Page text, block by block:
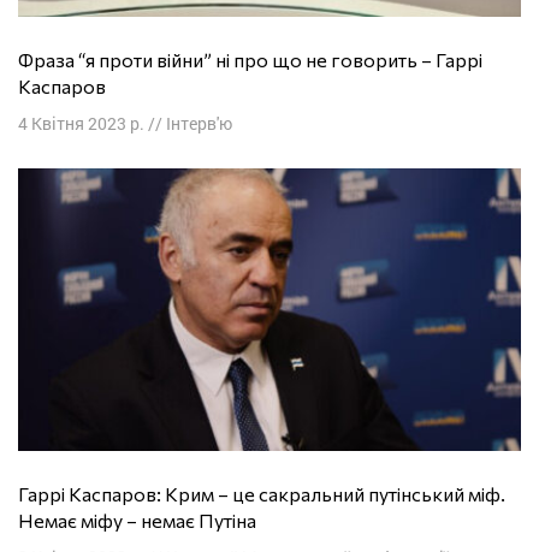
Фраза “я проти війни” ні про що не говорить – Гаррі
Каспаров
4 Квітня 2023 р. // Інтерв'ю
Гаррі Каспаров: Крим – це сакральний путінський міф.
Немає міфу – немає Путіна